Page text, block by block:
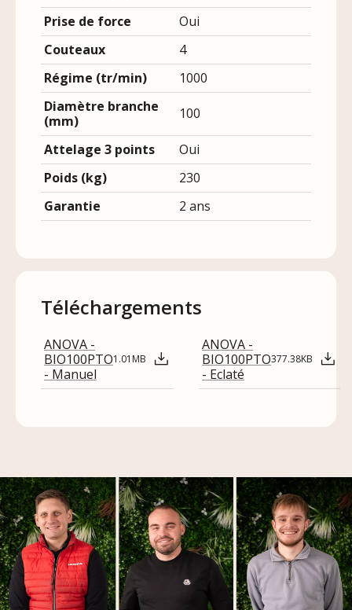
Prise de force
Oui
Couteaux
4
Régime (tr/min)
1000
Diamètre branche
(mm)
100
Attelage 3 points
Oui
Poids (kg)
230
Garantie
2 ans
Téléchargements
ANOVA -
BIO100PTO
- Manuel
1.01MB
ANOVA -
BIO100PTO
- Eclaté
377.38KB